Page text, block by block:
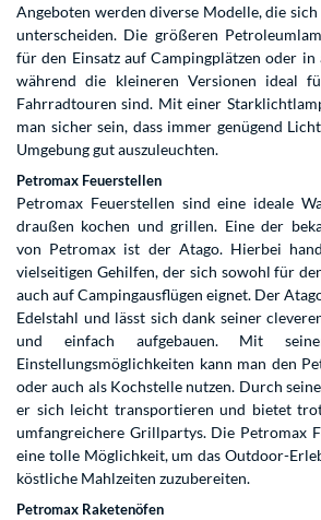
Angeboten werden diverse Modelle, die
unterscheiden. Die größeren
für den Einsatz auf Campingplätzen oder in
während die kleineren Versionen ideal
Fahrradtouren sind. Mit einer
man sicher sein, dass immer genügend
Umgebung gut auszuleuchten.
Petromax Feuerstellen
Petromax Feuerstellen sind eine ideale
draußen kochen und grillen. Eine der
von Petromax ist der Atago. Hierbei
vielseitigen Gehilfen, der sich sowohl für
auch auf Campingausflügen eignet. Der
Edelstahl und lässt sich dank seiner
und einfach aufgebauen. Mit
Einstellungsmöglichkeiten kann man den
oder auch als Kochstelle nutzen. Durch
er sich leicht transportieren und bietet
umfangreichere Grillpartys. Die Petromax
eine tolle Möglichkeit, um das Outdoor-
köstliche Mahlzeiten zuzubereiten.
Petromax Raketenöfen